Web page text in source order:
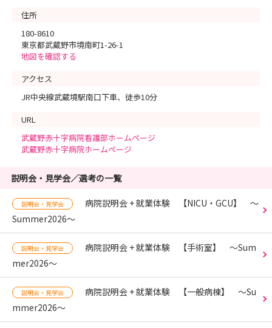
住所
180-8610
東京都武蔵野市境南町1-26-1
地図を確認する
アクセス
JR中央線武蔵境駅南口下車、徒歩10分
URL
武蔵野赤十字病院看護部ホームページ
武蔵野赤十字病院ホームページ
説明会・見学会／選考の一覧
説明会・見学会
病院説明会 + 就業体験 【NICU・GCU】 〜
Summer2026〜
説明会・見学会
病院説明会 + 就業体験 【手術室】 〜Sum
mer2026〜
説明会・見学会
病院説明会 + 就業体験 【一般病棟】 〜Su
mmer2026〜